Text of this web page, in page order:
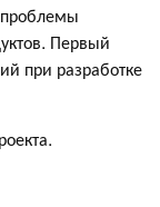
проблемы
Первый
при разработке